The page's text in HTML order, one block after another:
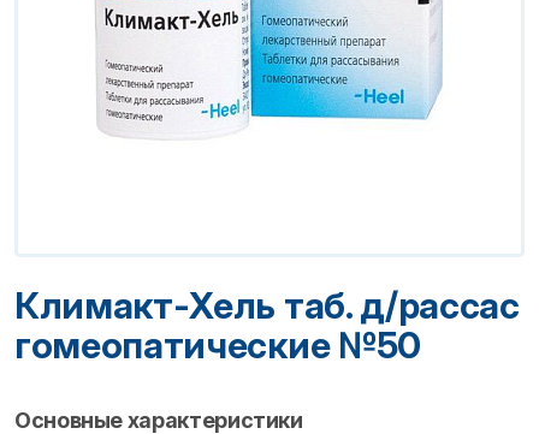
Климакт-Хель таб. д/рассас
гомеопатические №50
Основные характеристики